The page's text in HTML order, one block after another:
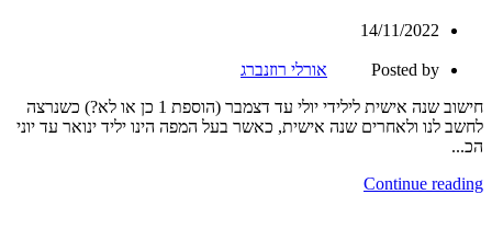
14/11/2022
Posted by
אורלי רוזנברג
חישוב שנה אישית לילידי יולי עד דצמבר (הוספת 1 כן או לא?) כשנרצה
לחשב לנו ולאחרים שנה אישית, כאשר בעל המפה הינו יליד ינואר עד יוני
הכ...
Continue reading